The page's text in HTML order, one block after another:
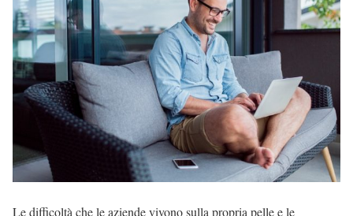
Le difficoltà che le aziende vivono sulla propria pelle e le